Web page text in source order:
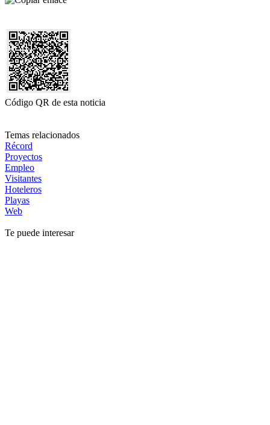
Código QR de esta noticia
Temas relacionados
Récord
Proyectos
Empleo
Visitantes
Hoteleros
Playas
Web
Te puede interesar